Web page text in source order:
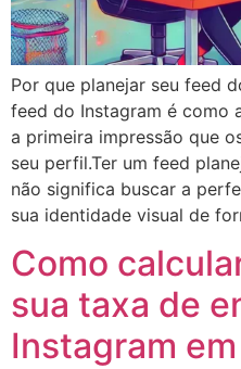
Por que planejar seu feed
feed do Instagram é como
a primeira impressão que
seu perfil.Ter um feed
não significa buscar a
sua identidade visual de
Como
sua taxa de
Instagram